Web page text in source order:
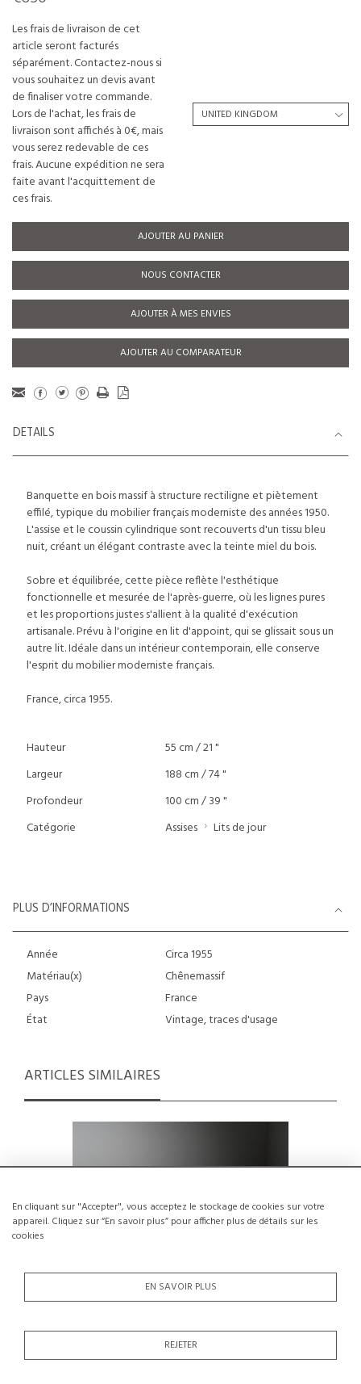
En cliquant sur "Accepter", vous acceptez le stockage de cookies sur votre
appareil. Cliquez sur “En savoir plus” pour afficher plus de détails sur les
cookies
EN SAVOIR PLUS
REJETER
Les frais de livraison de cet
article seront facturés
séparément. Contactez-nous si
vous souhaitez un devis avant
de finaliser votre commande.
Lors de l'achat, les frais de
livraison sont affichés à 0€, mais
vous serez redevable de ces
frais. Aucune expédition ne sera
faite avant l'acquittement de
ces frais.
AJOUTER AU PANIER
NOUS CONTACTER
AJOUTER À MES ENVIES
AJOUTER AU COMPARATEUR
DETAILS
Banquette en bois massif à structure rectiligne et piètement
effilé, typique du mobilier français moderniste des années 1950.
L'assise et le coussin cylindrique sont recouverts d'un tissu bleu
nuit, créant un élégant contraste avec la teinte miel du bois.
Sobre et équilibrée, cette pièce reflète l'esthétique
fonctionnelle et mesurée de l'après-guerre, où les lignes pures
et les proportions justes s'allient à la qualité d'exécution
artisanale. Prévu à l'origine en lit d'appoint, qui se glissait sous un
autre lit. Idéale dans un intérieur contemporain, elle conserve
l'esprit du mobilier moderniste français.
France, circa 1955.
Hauteur
55 cm / 21 "
Largeur
188 cm / 74 "
Profondeur
100 cm / 39 "
Catégorie
Assises Lits de jour
PLUS D’INFORMATIONS
Année
Circa 1955
Matériau(x)
Chênemassif
Pays
France
État
Vintage, traces d'usage
ARTICLES SIMILAIRES
Charlotte Perriand Banquette Cansado